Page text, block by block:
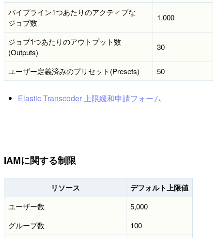
パイプライン1つあたりのアクティブな
ジョブ数
1,000
ジョブ1つあたりのアウトプット数
(Outputs)
30
ユーザー定義済みのプリセット(Presets) 50
Elastic Transcoder 上限緩和申請フォーム
IAMに関する制限
リソース デフォルト上限値
ユーザー数
5,000
グループ数
100